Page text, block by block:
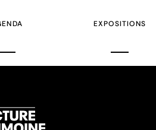
EXPOSITIONS